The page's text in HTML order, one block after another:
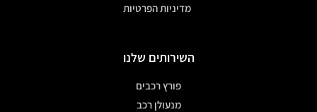
מדיניות הפרטיות
השירותים שלנו
פורץ רכבים
מנעולן רכב